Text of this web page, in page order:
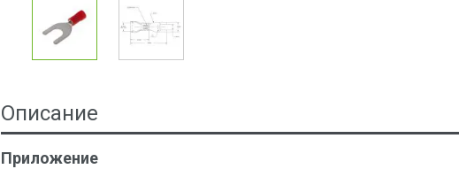
Описание
Приложение